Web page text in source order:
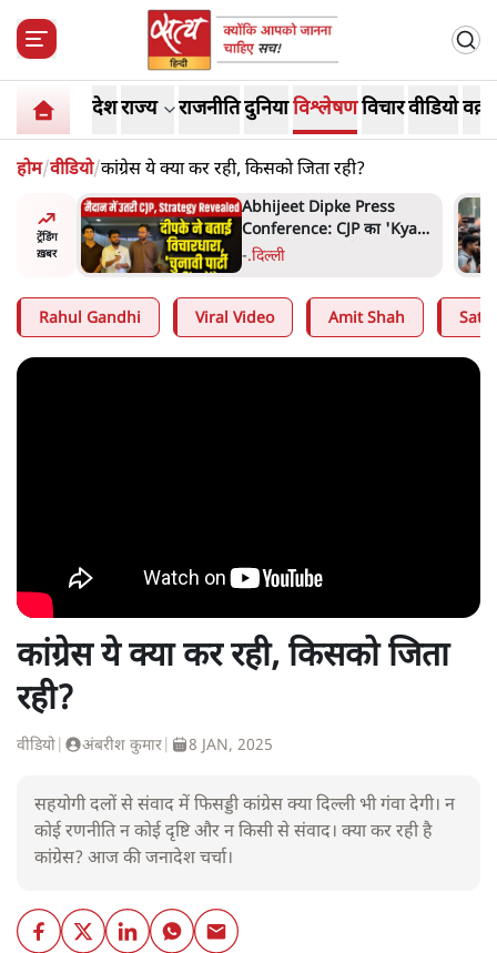
देशराज्य राजनीतिदुनियाविश्लेषणविचारवीडियो
होम/वीडियो/कांग्रेस ये क्या कर रही, किसको जिता रही?
ट्रेंडिंग
ख़बर
' अंडों
सेनानी
Abhijeet Dipke Press
Conference: CJP का 'Kya
Bolti Public' अभियान, चुनाव
-.दिल्ली
Rahul Gandhi Viral Video Amit Shah
कांग्रेस ये क्या कर रही, किसको जिता
रही?
वीडियो अंबरीश कुमार 8 JAN, 2025
सहयोगी दलों से संवाद में फिसड्डी कांग्रेस क्या दिल्ली भी गंवा देगी। न
कोई रणनीति न कोई दृष्टि और न किसी से संवाद। क्या कर रही है
कांग्रेस? आज की जनादेश चर्चा।